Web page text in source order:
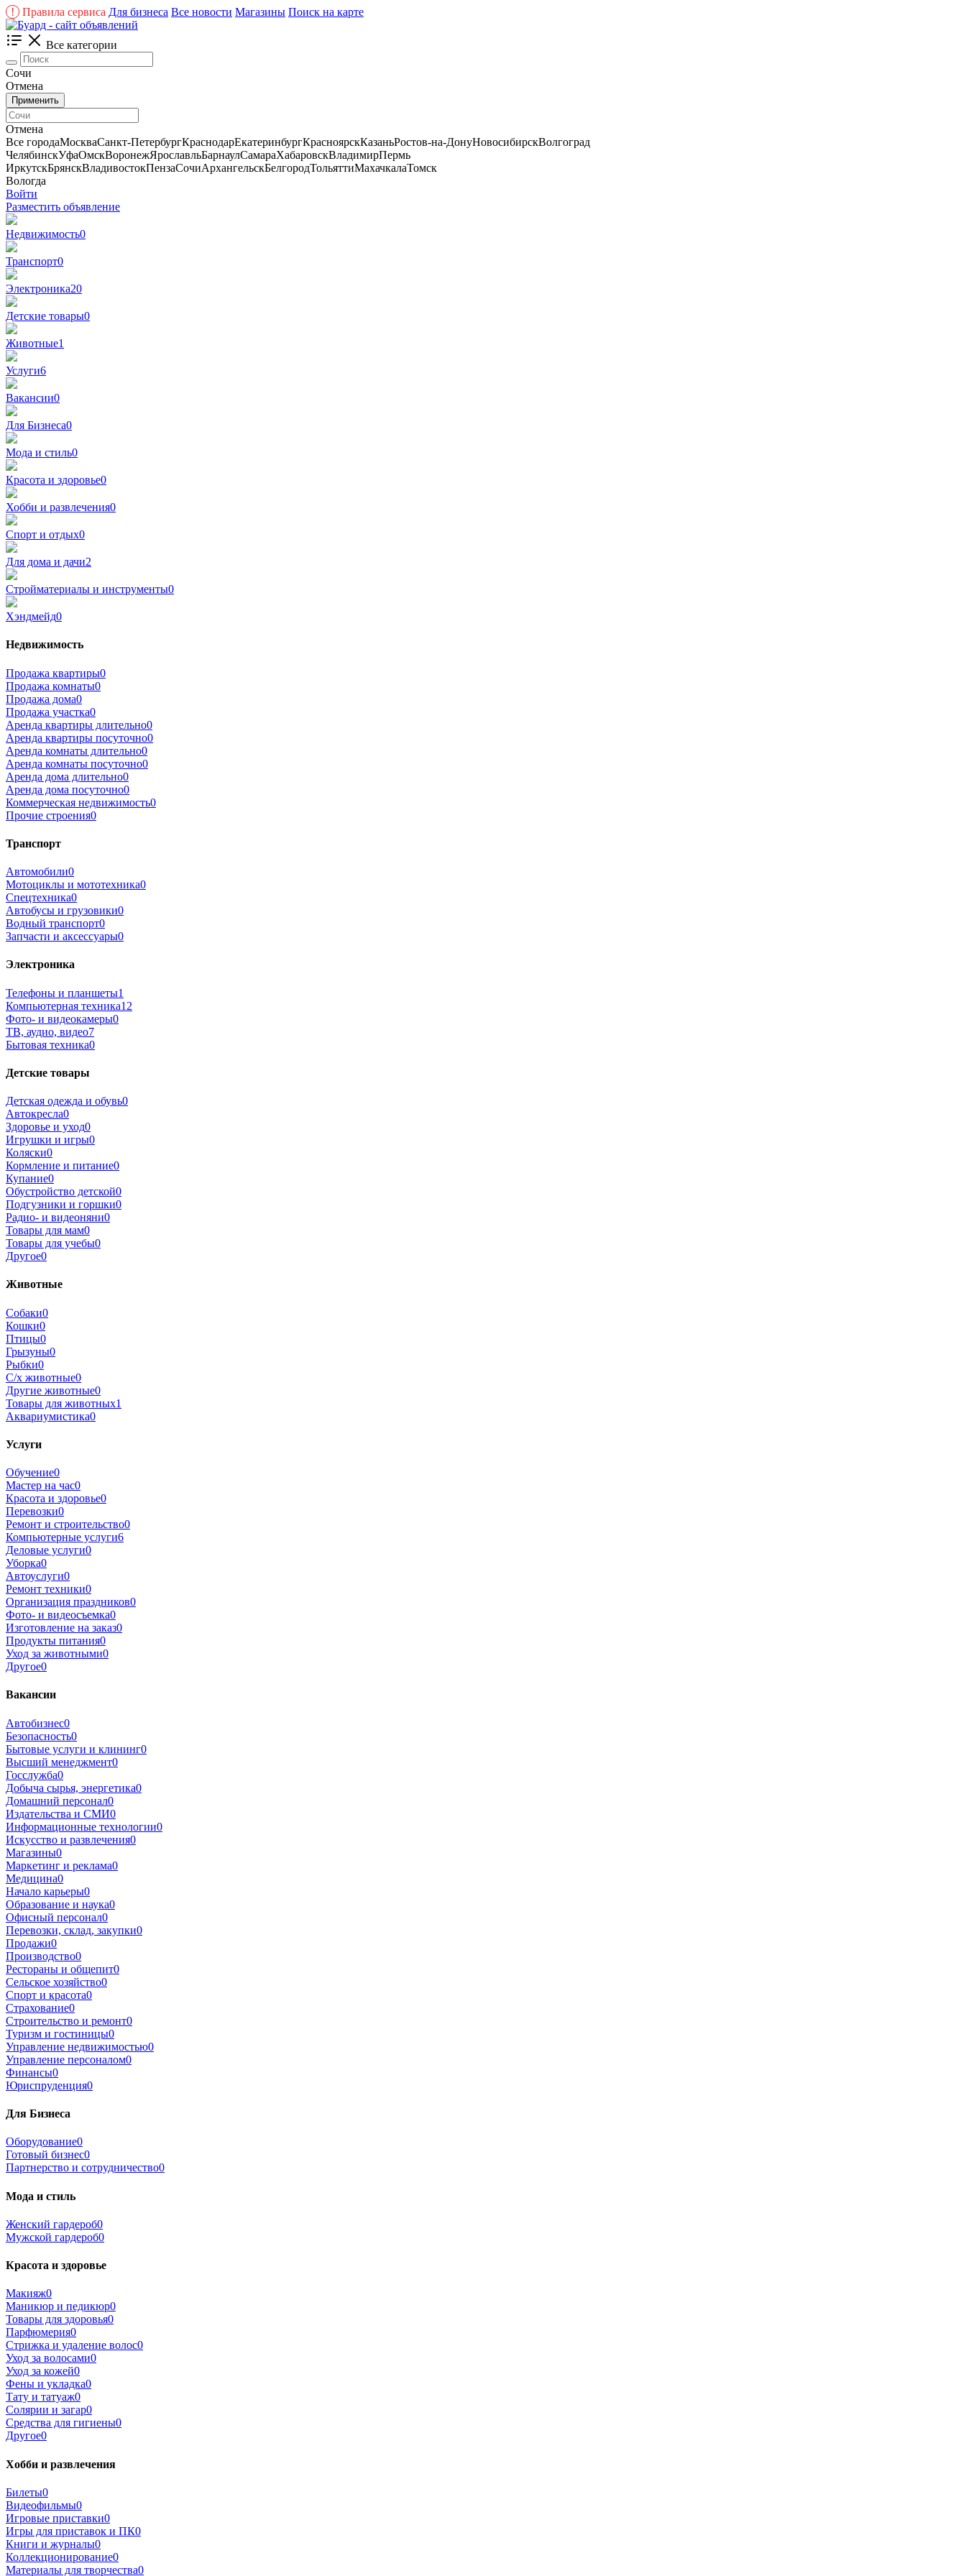
! Правила сервиса Для бизнеса Все новости Магазины Поиск на карте
Все категории
Сочи
Отмена
Применить
Отмена
Все городаМоскваСанкт-ПетербургКраснодарЕкатеринбургКрасноярскКазаньРостов-на-ДонуНовосибирскВолгоград
ЧелябинскУфаОмскВоронежЯрославльБарнаулСамараХабаровскВладимирПермь
ИркутскБрянскВладивостокПензаСочиАрхангельскБелгородТольяттиМахачкалаТомск
Вологда
Войти
Разместить объявление
Недвижимость0
Транспорт0
Электроника20
Детские товары0
Животные1
Услуги6
Вакансии0
Для Бизнеса0
Мода и стиль0
Красота и здоровье0
Хобби и развлечения0
Спорт и отдых0
Для дома и дачи2
Стройматериалы и инструменты0
Хэндмейд0
Недвижимость
Продажа квартиры0
Продажа комнаты0
Продажа дома0
Продажа участка0
Аренда квартиры длительно0
Аренда квартиры посуточно0
Аренда комнаты длительно0
Аренда комнаты посуточно0
Аренда дома длительно0
Аренда дома посуточно0
Коммерческая недвижимость0
Прочие строения0
Транспорт
Автомобили0
Мотоциклы и мототехника0
Спецтехника0
Автобусы и грузовики0
Водный транспорт0
Запчасти и аксессуары0
Электроника
Телефоны и планшеты1
Компьютерная техника12
Фото- и видеокамеры0
ТВ, аудио, видео7
Бытовая техника0
Детские товары
Детская одежда и обувь0
Автокресла0
Здоровье и уход0
Игрушки и игры0
Коляски0
Кормление и питание0
Купание0
Обустройство детской0
Подгузники и горшки0
Радио- и видеоняни0
Товары для мам0
Товары для учебы0
Другое0
Животные
Собаки0
Кошки0
Птицы0
Грызуны0
Рыбки0
С/х животные0
Другие животные0
Товары для животных1
Аквариумистика0
Услуги
Обучение0
Мастер на час0
Красота и здоровье0
Перевозки0
Ремонт и строительство0
Компьютерные услуги6
Деловые услуги0
Уборка0
Автоуслуги0
Ремонт техники0
Организация праздников0
Фото- и видеосъемка0
Изготовление на заказ0
Продукты питания0
Уход за животными0
Другое0
Вакансии
Автобизнес0
Безопасность0
Бытовые услуги и клининг0
Высший менеджмент0
Госслужба0
Добыча сырья, энергетика0
Домашний персонал0
Издательства и СМИ0
Информационные технологии0
Искусство и развлечения0
Магазины0
Маркетинг и реклама0
Медицина0
Начало карьеры0
Образование и наука0
Офисный персонал0
Перевозки, склад, закупки0
Продажи0
Производство0
Рестораны и общепит0
Сельское хозяйство0
Спорт и красота0
Страхование0
Строительство и ремонт0
Туризм и гостиницы0
Управление недвижимостью0
Управление персоналом0
Финансы0
Юриспруденция0
Для Бизнеса
Оборудование0
Готовый бизнес0
Партнерство и сотрудничество0
Мода и стиль
Женский гардероб0
Мужской гардероб0
Красота и здоровье
Макияж0
Маникюр и педикюр0
Товары для здоровья0
Парфюмерия0
Стрижка и удаление волос0
Уход за волосами0
Уход за кожей0
Фены и укладка0
Тату и татуаж0
Солярии и загар0
Средства для гигиены0
Другое0
Хобби и развлечения
Билеты0
Видеофильмы0
Игровые приставки0
Игры для приставок и ПК0
Книги и журналы0
Коллекционирование0
Материалы для творчества0